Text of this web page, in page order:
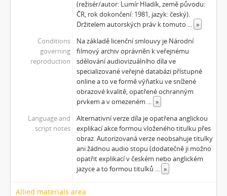
[Subseries] Našla v lese
[Subseries] Karamel je cukr, co už se neuzdraví
[Subseries] Konec jedince
[Subseries] Míchačka
[Subseries] Kapusta
[Subseries] Turista
[Subseries] Dům daleko
[Subseries] Bosákové hody
[Subseries] Suchá u Nejdku
[Subseries] Džbány Franze Maxery v hospodě U Lojzy
[Subseries] Zkušebna v Argentinské
[Subseries] Hanibalova svatba
[Subseries] Klukovice, Bondy
[Subseries] Samizdat
(režisér/autor: Lumír Hladík, země původu:
ČR, rok dokončení: 1981, jazyk: český).
Držitelem autorských práv k tomuto ... »
Conditions
governing
reproduction
Na základě licenční smlouvy je Národní
filmový archiv oprávněn k veřejnému
sdělování audiovizuálního díla ve
specializované veřejné databázi přístupné
online a to ve formě výňatku ve snížené
obrazové kvalitě, opatřené ochranným
prvkem a v omezeném ... »
Language and
script notes
Alternativní verze díla je opatřena anglickou
explikací akce formou vloženého titulku přes
obraz. Autorizovaná verze neobsahuje titulky
ani žádnou audio stopu (dodatečně ji možno
opatřit explikací v českém nebo anglickém
jazyce a to formou titulků ... »
Allied materials area